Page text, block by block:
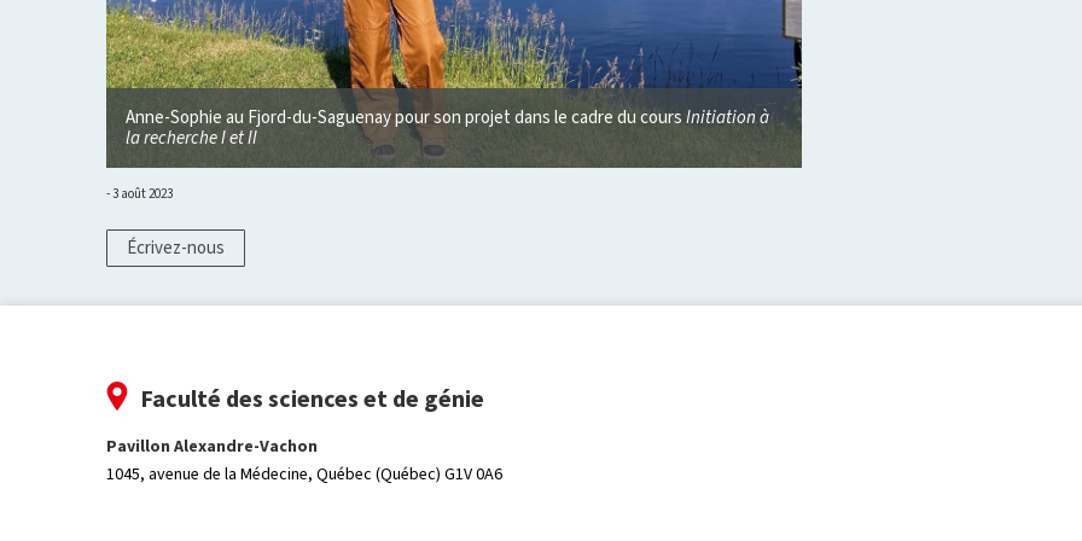
Anne-Sophie au Fjord-du-Saguenay pour son projet dans le cadre du cours Initiation à
la recherche I et II
3 août 2023
Écrivez-nous
Faculté des sciences et de génie
Pavillon Alexandre-Vachon
1045, avenue de la Médecine, Québec (Québec) G1V 0A6